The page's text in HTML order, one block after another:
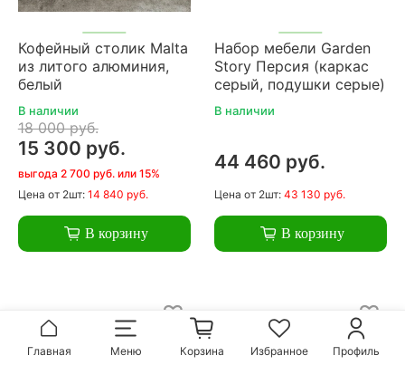
Кофейный столик Malta
из литого алюминия,
белый
В наличии
18 000 руб.
15 300 руб.
выгода 2 700 руб. или 15%
Цена от 2шт: 14 840 руб.
В корзину
Набор мебели Garden
Story Персия (каркас
серый, подушки серые)
В наличии
44 460 руб.
Цена от 2шт: 43 130 руб.
В корзину
Главная Меню Корзина Избранное Профиль